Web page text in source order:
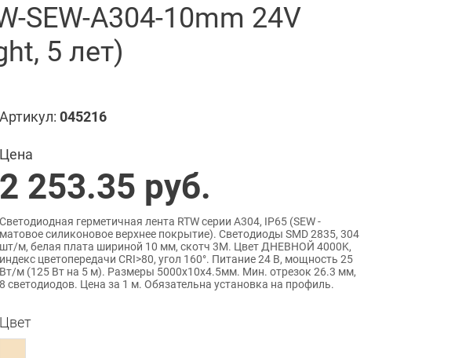
SEW-A304-10mm 24V
5 лет)
Артикул: 045216
Цена
2 253.35 руб.
Светодиодная герметичная лента RTW серии A304, IP65 (SEW -
матовое силиконовое верхнее покрытие). Светодиоды SMD 2835, 304
шт/м, белая плата шириной 10 мм, скотч 3M. Цвет ДНЕВНОЙ 4000K,
индекс цветопередачи CRI>80, угол 160°. Питание 24 В, мощность 25
Вт/м (125 Вт на 5 м). Размеры 5000x10x4.5мм. Мин. отрезок 26.3 мм,
8 светодиодов. Цена за 1 м. Обязательна установка на профиль.
Цвет